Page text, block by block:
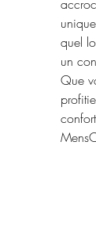
quel
un
Que